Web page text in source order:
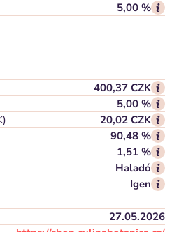
5,00 %
400,37 CZK
5,00 %
20,02 CZK
90,48 %
1,51 %
Haladó
Igen
27.05.2026